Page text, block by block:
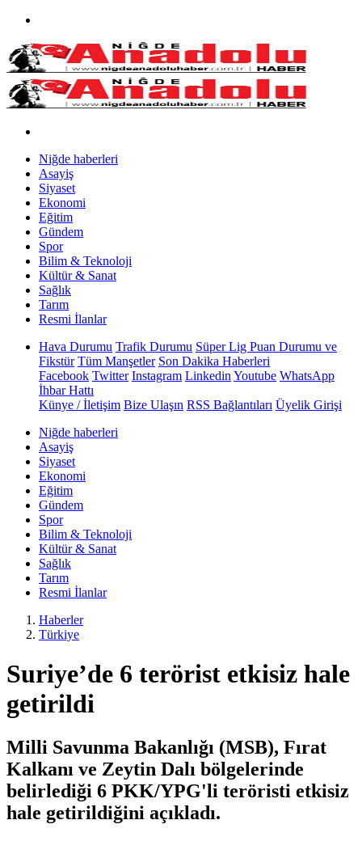
Niğde haberleri
Asayiş
Siyaset
Ekonomi
Eğitim
Gündem
Spor
Bilim & Teknoloji
Kültür & Sanat
Sağlık
Tarım
Resmi İlanlar
Hava Durumu Trafik Durumu Süper Lig Puan Durumu ve
Fikstür Tüm Manşetler Son Dakika Haberleri
Facebook Twitter Instagram Linkedin Youtube WhatsApp
İhbar Hattı
Künye / İletişim Bize Ulaşın RSS Bağlantıları Üyelik Girişi
Niğde haberleri
Asayiş
Siyaset
Ekonomi
Eğitim
Gündem
Spor
Bilim & Teknoloji
Kültür & Sanat
Sağlık
Tarım
Resmi İlanlar
Haberler
Türkiye
Suriye’de 6 terörist etkisiz hale
getirildi
Milli Savunma Bakanlığı (MSB), Fırat
Kalkanı ve Zeytin Dalı bölgelerinde
belirlediği 6 PKK/YPG'li teröristi etkisiz
hale getirildiğini açıkladı.